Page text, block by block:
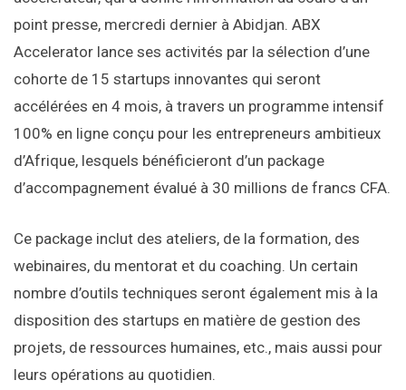
point presse, mercredi dernier à Abidjan. ABX
Accelerator lance ses activités par la sélection d’une
cohorte de 15 startups innovantes qui seront
accélérées en 4 mois, à travers un programme intensif
100% en ligne conçu pour les entrepreneurs ambitieux
d’Afrique, lesquels bénéficieront d’un package
d’accompagnement évalué à 30 millions de francs CFA.
Ce package inclut des ateliers, de la formation, des
webinaires, du mentorat et du coaching. Un certain
nombre d’outils techniques seront également mis à la
disposition des startups en matière de gestion des
projets, de ressources humaines, etc., mais aussi pour
leurs opérations au quotidien.